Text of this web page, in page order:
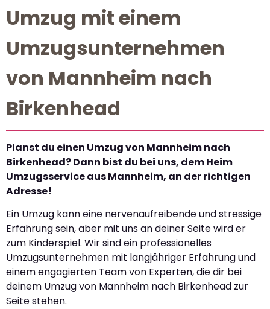
Umzug mit einem
Umzugsunternehmen
von Mannheim nach
Birkenhead
Planst du einen Umzug von Mannheim nach
Birkenhead? Dann bist du bei uns, dem Heim
Umzugsservice aus Mannheim, an der richtigen
Adresse!
Ein Umzug kann eine nervenaufreibende und stressige
Erfahrung sein, aber mit uns an deiner Seite wird er
zum Kinderspiel. Wir sind ein professionelles
Umzugsunternehmen mit langjähriger Erfahrung und
einem engagierten Team von Experten, die dir bei
deinem Umzug von Mannheim nach Birkenhead zur
Seite stehen.